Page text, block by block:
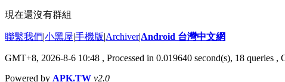
現在還沒有群組
聯繫我們|小黑屋|手機版|Archiver|Android 台灣中文網
GMT+8, 2026-8-6 10:48 , Processed in 0.019640 second(s), 18 queries ,
Powered by APK.TW v2.0